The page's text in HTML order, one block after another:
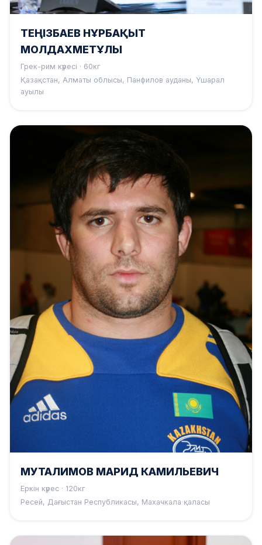
ТЕҢІЗБАЕВ НҰРБАҚЫТ
МОЛДАХМЕТҰЛЫ
Грек-рим күресі · 60кг
Қазақстан, Алматы облысы, Панфилов ауданы, Үшарал
ауылы
МУТАЛИМОВ МАРИД КАМИЛЬЕВИЧ
Еркін күрес · 120кг
Ресей, Дағыстан Республикасы, Махачкала қаласы